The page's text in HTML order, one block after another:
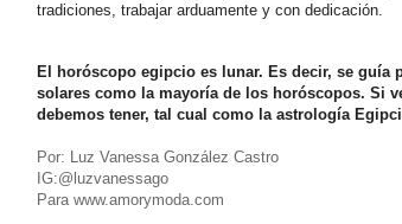
tradiciones, trabajar arduamente y con dedicación.
El horóscopo egipcio es lunar. Es decir, se
solares como la mayoría de los horóscopos. Si
debemos tener, tal cual como la astrología
Por: Luz Vanessa González Castro
IG:@luzvanessago
Para www.amorymoda.com